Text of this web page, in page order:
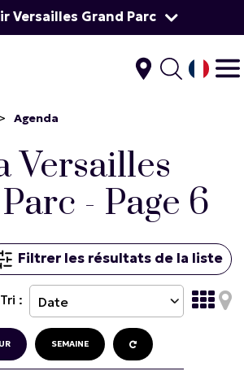
Versailles Grand Parc
> Agenda
Versailles
- Page 6
Filtrer les résultats de la liste
Tri :
SEMAINE